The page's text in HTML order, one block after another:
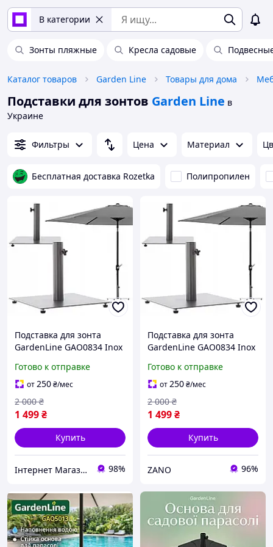
В категории
Зонты пляжные Кресла садовые
Каталог товаров Garden Line Товары для дома
Подставки для зонтов Garden Line в
Украине
Фильтры Цена Материал
Бесплатная доставка Rozetka Полипропилен
Подставка для зонта
GardenLine GAO0834 Inox
Готово к отправке
от250₴/мес
1 499₴
2 000 ₴
Купить
Інтернет Магазин Melville 98%
Подставка для зонта
GardenLine GAO0834 Inox
Готово к отправке
от250₴/мес
1 499₴
2 000 ₴
Купить
ZANO 96%